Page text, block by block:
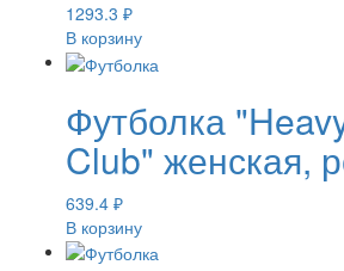
1293.3 ₽
В корзину
Футболка
Club" женская,
639.4 ₽
В корзину